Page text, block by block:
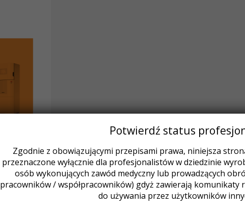
Potwierdź status
Zgodnie z obowiązującymi przepisami prawa, niniejsza
przeznaczone wyłącznie dla profesjonalistów w dziedzinie
osób wykonujących zawód medyczny lub prowadzących
pracowników / współpracowników) gdyż zawierają komunikaty
do używania przez użytkowników